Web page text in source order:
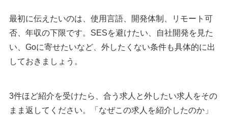
最初に伝えたいのは、使用言語、開発体制、リモート可
否、年収の下限です。SESを避けたい、自社開発を見た
い、Goに寄せたいなど、外したくない条件も具体的に出
しておきましょう。
3件ほど紹介を受けたら、合う求人と外したい求人をその
まま返してください。「なぜこの求人を紹介したのか」